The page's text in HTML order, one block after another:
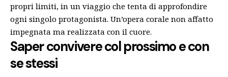
propri limiti, in un viaggio che tenta di approfondire
ogni singolo protagonista. Un’opera corale non affatto
impegnata ma realizzata con il cuore.
Saper convivere col prossimo e con
se stessi